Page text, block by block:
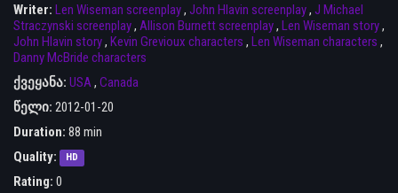
Writer: Len Wiseman screenplay, John Hlavin screenplay, J Michael
Straczynski screenplay, Allison Burnett screenplay, Len Wiseman story,
John Hlavin story, Kevin Grevioux characters , Len Wiseman characters ,
Danny McBride characters
ქვეყანა: USA, Canada
წელი: 2012-01-20
Duration: 88 min
Quality:
HD
Rating: 0